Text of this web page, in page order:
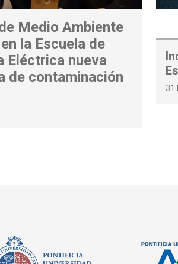
Medio Ambiente
la Escuela de
Eléctrica nueva
de contaminación
31